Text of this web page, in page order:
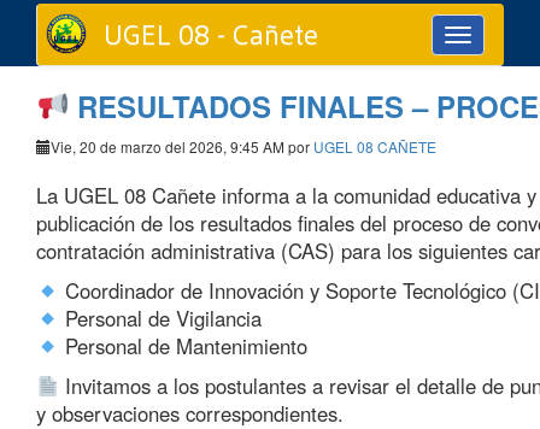
Toggle
navigation
UGEL 08 - Cañete
RESULTADOS FINALES –
Vie, 20 de marzo del 2026, 9:45 AM por UGEL 08 CAÑETE
La UGEL 08 Cañete informa a la comunidad educativa
publicación de los resultados finales del proceso de
contratación administrativa (CAS) para los siguientes
Coordinador de Innovación y Soporte Tecnológico
Personal de Vigilancia
Personal de Mantenimiento
Invitamos a los postulantes a revisar el detalle de
y observaciones correspondientes.